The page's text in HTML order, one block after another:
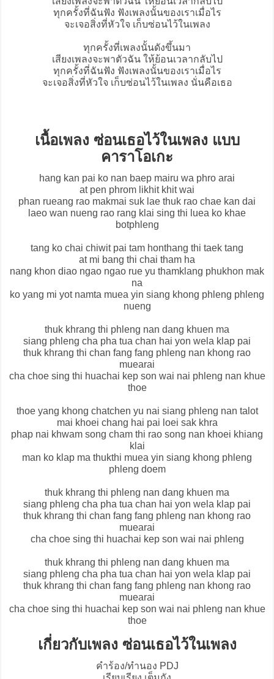
ทุกครั้งที่ฉันฟัง ฟังเพลงนั้นของเราเมื่อไร
จะเจอสิ่งที่หัวใจ เก็บซ่อนไว้ในเพลง
ทุกครั้งที่เพลงนั้นดังขึ้นมา
เสียงเพลงจะพาตัวฉัน ให้ย้อนเวลากลับไป
ทุกครั้งที่ฉันฟัง ฟังเพลงนั้นของเราเมื่อไร
จะเจอสิ่งที่หัวใจ เก็บซ่อนไว้ในเพลง นั่นคือเธอ
เนื้อเพลง ซ่อนเธอไว้ในเพลง แบบ
คาราโอเกะ
hang kan pai ko nan baep mairu wa phro arai
at pen phrom likhit khit wai
phan rueang rao makmai suk lae thuk rao chae kan dai
laeo wan nueng rao rang klai sing thi luea ko khae
botphleng
tang ko chai chiwit pai tam honthang thi taek tang
at mi bang thi chai tham ha
nang khon diao ngao ngao rue yu thamklang phukhon mak
na
ko yang mi yot namta muea yin siang khong phleng phleng
nueng
thuk khrang thi phleng nan dang khuen ma
siang phleng cha pha tua chan hai yon wela klap pai
thuk khrang thi chan fang fang phleng nan khong rao
muearai
cha choe sing thi huachai kep son wai nai phleng nan khue
thoe
thoe yang khong chatchen yu nai siang phleng nan talot
mai khoei chang hai pai loei sak khra
phap nai khwam song cham thi rao song nan khoei khiang
klai
man ko klap ma thukthi muea yin siang khong phleng
phleng doem
thuk khrang thi phleng nan dang khuen ma
siang phleng cha pha tua chan hai yon wela klap pai
thuk khrang thi chan fang fang phleng nan khong rao
muearai
cha choe sing thi huachai kep son wai nai phleng
thuk khrang thi phleng nan dang khuen ma
siang phleng cha pha tua chan hai yon wela klap pai
thuk khrang thi chan fang fang phleng nan khong rao
muearai
cha choe sing thi huachai kep son wai nai phleng nan khue
thoe
เกี่ยวกับเพลง ซ่อนเธอไว้ในเพลง
คำร้อง/ทำนอง PDJ